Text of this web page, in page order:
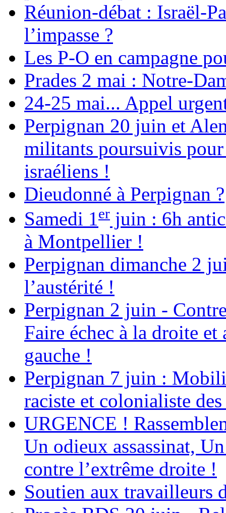
Réunion-débat : Israël-
l’impasse ?
Les P-O en campagne
Prades 2 mai : Notre-
24-25 mai... Appel
Perpignan 20 juin et
militants poursuivis
israéliens !
Dieudonné à Perpignan ?
Samedi 1 er juin : 6h
à Montpellier !
Perpignan dimanche 2
l’austérité !
Perpignan 2 juin -
Faire échec à la droite
gauche !
Perpignan 7 juin :
raciste et colonialiste
URGENCE !
Un odieux assassinat,
contre l’extrême droite !
Soutien aux travailleurs